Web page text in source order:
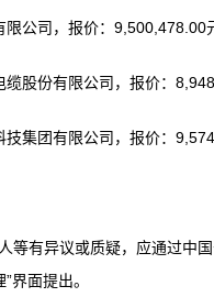
限公司，报价：
缆股份有限公司，报价：
技集团有限公司，报价：
等有异议或质疑，应通过中
界面提出。